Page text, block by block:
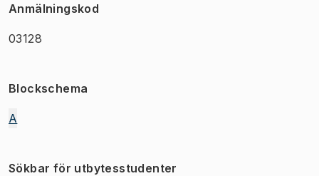
Anmälningskod
03128
Blockschema
A
Sökbar för utbytesstudenter